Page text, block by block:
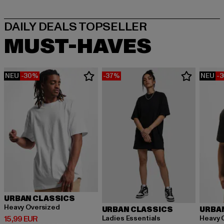
MUST-HAVES
NEU -30%
URBAN CLASSICS
Heavy Oversized
15,99 EUR
Derzeitiger Preis: 15,99 EUR
-37%
URBAN CLASSICS
Ladies Essentials
NEU -
Heavy